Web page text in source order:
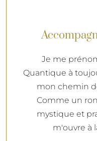
Je me
Quantique à
mon chemin
Comme un
mystique et
m'ouvre à